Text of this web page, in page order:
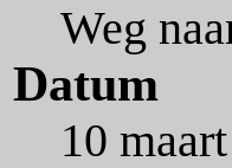
Weg
Datum
10